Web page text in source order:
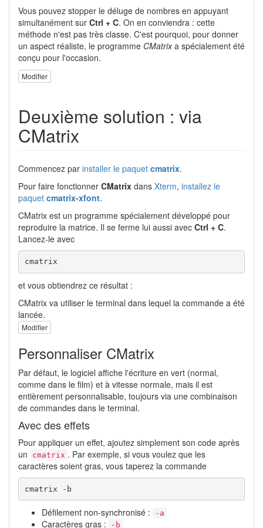
Vous pouvez stopper le déluge de nombres en appuyant
simultanément sur Ctrl + C. On en conviendra : cette
méthode n'est pas très classe. C'est pourquoi, pour donner
un aspect réaliste, le programme CMatrixa spécialement été
conçu pour l'occasion.
Modifier
Deuxième solution : via
CMatrix
Commencez par installer le paquet cmatrix.
Pour faire fonctionner CMatrix dans Xterm, installez le
paquet cmatrix-xfont.
CMatrix est un programme spécialement développé pour
reproduire la matrice. Il se ferme lui aussi avec Ctrl + C.
Lancez-le avec
cmatrix
et vous obtiendrez ce résultat :
CMatrix va utiliser le terminal dans lequel la commande a été
lancée.
Modifier
Personnaliser CMatrix
Par défaut, le logiciel affiche l'écriture en vert (normal,
comme dans le film) et à vitesse normale, mais il est
entièrement personnalisable, toujours via une combinaison
de commandes dans le terminal.
Avec des effets
Pour appliquer un effet, ajoutez simplement son code après
un
cmatrix . Par exemple, si vous voulez que les
caractères soient gras, vous taperez la commande
cmatrix -b
Défilement non-synchronisé : -a
Caractères gras : -b